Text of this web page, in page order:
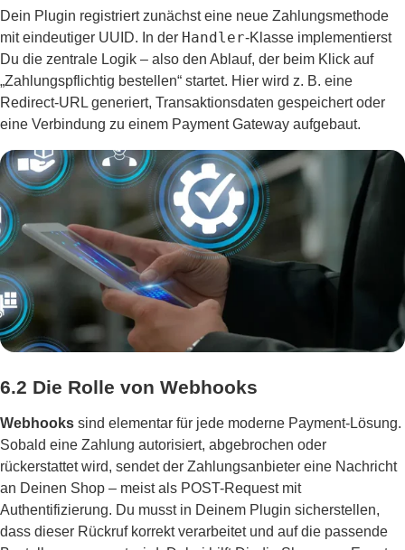
Dein Plugin registriert zunächst eine neue Zahlungsmethode
mit eindeutiger UUID. In der Handler-Klasse implementierst
Du die zentrale Logik – also den Ablauf, der beim Klick auf
„Zahlungspflichtig bestellen“ startet. Hier wird z. B. eine
Redirect-URL generiert, Transaktionsdaten gespeichert oder
eine Verbindung zu einem Payment Gateway aufgebaut.
6.2 Die Rolle von Webhooks
Webhooks sind elementar für jede moderne Payment-Lösung.
Sobald eine Zahlung autorisiert, abgebrochen oder
rückerstattet wird, sendet der Zahlungsanbieter eine Nachricht
an Deinen Shop – meist als POST-Request mit
Authentifizierung. Du musst in Deinem Plugin sicherstellen,
dass dieser Rückruf korrekt verarbeitet und auf die passende